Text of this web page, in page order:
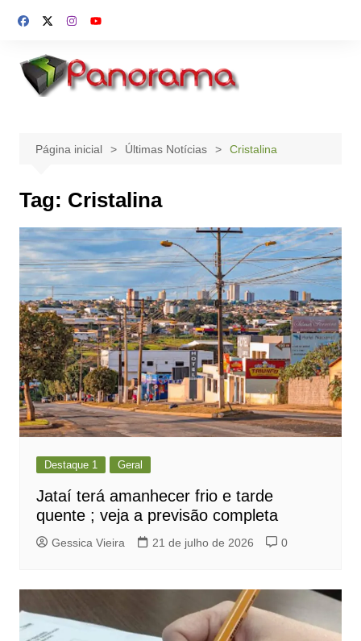
para
conteúdo
Página inicial Últimas Notícias Cristalina
Tag: Cristalina
Destaque 1 Geral
Jataí terá amanhecer frio e tarde
quente ; veja a previsão completa
Gessica Vieira 21 de julho de 2026 0